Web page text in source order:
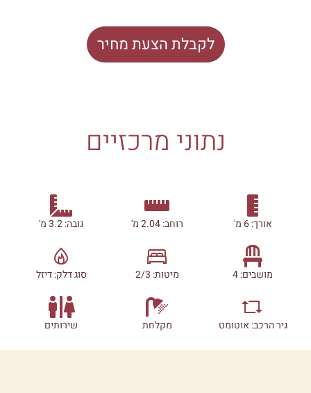
לקבלת הצעת מחיר
נתוני מרכזיים
אורך: 6 מ' רוחב: 2.04 מ' גובה: 3.2 מ'
מושבים: 4 מיטות: 2/3 סוג דלק: דיזל
גיר הרכב: אוטומט מקלחת שירותים